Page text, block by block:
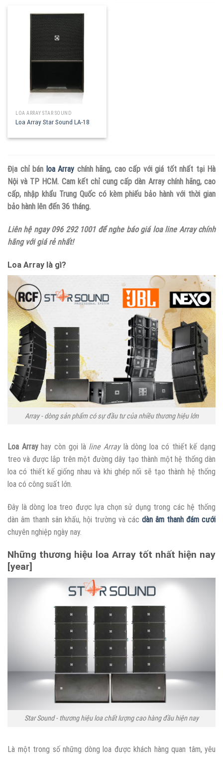
LOA ARRAY STAR SOUND
Loa Array Star Sound LA-18
Địa chỉ bán loa Array chính hãng, cao cấp với giá tốt nhất tại Hà
Nội và TP HCM. Cam kết chỉ cung cấp dàn Array chính hãng, cao
cấp, nhập khẩu Trung Quốc có kèm phiếu bảo hành với thời gian
bảo hành lên đến 36 tháng.
Liên hệ ngay 096 292 1001 để nghe báo giá loa line Array chính
hãng với giá rẻ nhất!
Loa Array là gì?
Array - dòng sản phẩm có sự đầu tư của nhiều thương hiệu lớn
Loa Arrayhay còn gọi là line Arraylà dòng loa có thiết kế dạng
treo và được lắp trên một đường dây tạo thành một hệ thống dàn
loa có thiết kế giống nhau và khi ghép nối sẽ tạo thành hệ thống
loa có công suất lớn.
Đây là dòng loa treo được lựa chọn sử dụng trong các hệ thống
dàn âm thanh sân khấu, hội trường và các dàn âm thanh đám cưới
chuyên nghiệp ngày nay.
Những thương hiệu loa Array tốt nhất hiện nay
[year]
Star Sound - thương hiệu loa chất lượng cao hàng đầu hiện nay
Là một trong số những dòng loa được khách hàng quan tâm, yêu